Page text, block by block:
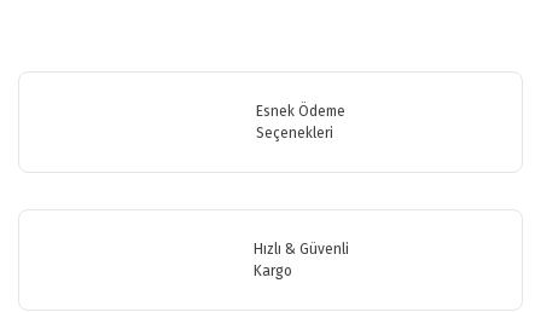
Bu ürüne ilk yorumu siz yapın!
Görüş ve önerileriniz için teşekkür ederiz.
Ürün resmi kalitesiz, bozuk veya görüntülenemiyor.
Ürün fiyatı diğer sitelerden daha pahalı.
Esnek Ödeme
Seçenekleri
Hızlı & Güvenli
Kargo